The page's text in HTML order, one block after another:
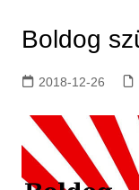
Boldog
2018-12-26